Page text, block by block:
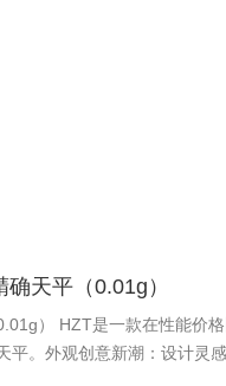
天平（0.01g）
） HZT是一款在性能价
平。外观创意新潮：设计灵感